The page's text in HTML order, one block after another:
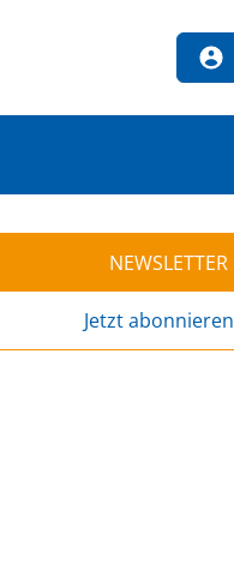
NEWSLETTER
Jetzt abonnieren